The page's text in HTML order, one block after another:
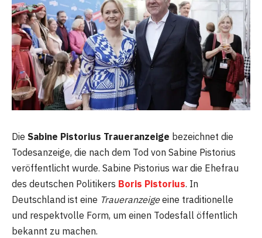
Die Sabine Pistorius Traueranzeige bezeichnet die
Todesanzeige, die nach dem Tod von Sabine Pistorius
veröffentlicht wurde. Sabine Pistorius war die Ehefrau
des deutschen Politikers Boris Pistorius. In
Deutschland ist eine Traueranzeigeeine traditionelle
und respektvolle Form, um einen Todesfall öffentlich
bekannt zu machen.